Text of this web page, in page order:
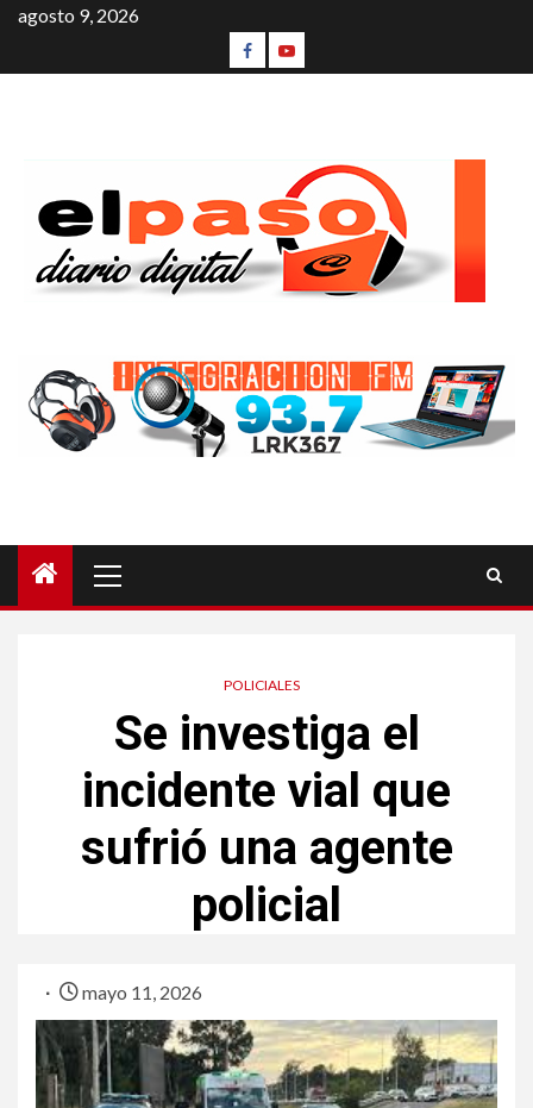
agosto 9, 2026
POLICIALES
Se investiga el
incidente vial que
sufrió una agente
policial
mayo 11, 2026